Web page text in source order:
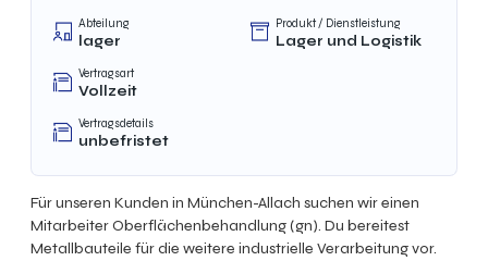
Abteilung
lager
Produkt / Dienstleistung
Lager und Logistik
Vertragsart
Vollzeit
Vertragsdetails
unbefristet
Für unseren Kunden in München-Allach suchen wir einen
Mitarbeiter Oberflächenbehandlung (gn). Du bereitest
Metallbauteile für die weitere industrielle Verarbeitung vor.